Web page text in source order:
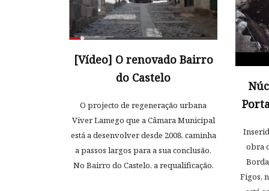
[Vídeo] O renovado Bairro
do Castelo
O projecto de regeneração urbana
Viver Lamego que a Câmara Municipal
está a desenvolver desde 2008, caminha
a passos largos para a sua conclusão.
No Bairro do Castelo, a requalificação.
obra
Figos,